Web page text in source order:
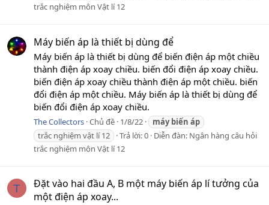
trắc nghiệm môn Vật lí 12
Máy biến áp là thiết bị dùng để
Máy biến áp là thiết bị dùng để biến điện áp một chiều
thành điện áp xoay chiều. biến đổi điện áp xoay chiều.
biến điện áp xoay chiều thành điện áp một chiều. biến
đổi điện áp một chiều. Máy biến áp là thiết bị dùng để
biến đổi điện áp xoay chiều.
The Collectors Chủ đề 1/8/22 máy biến áp
trắc nghiệm vật lí 12
Trả lời: 0 Diễn đàn: Ngân hàng câu hỏi
trắc nghiệm môn Vật lí 12
T
Đặt vào hai đầu A, B một máy biến áp lí tưởng của
một điện áp xoay...